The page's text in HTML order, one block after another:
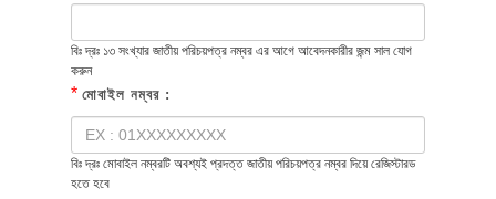
বিঃ দ্রঃ ১৩ সংখ্যার জাতীয় পরিচয়পত্র নম্বর এর আগে আবেদনকারীর জন্ম সাল যোগ
করুন
* মোবাইল নম্বর :
বিঃ দ্রঃ মোবাইল নম্বরটি অবশ্যই প্রদত্ত জাতীয় পরিচয়পত্র নম্বর দিয়ে রেজিস্টারড
হতে হবে